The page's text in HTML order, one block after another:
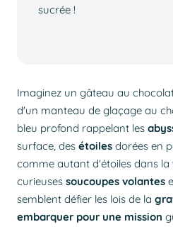
sucrée !
Imaginez un gâteau au
d'un manteau de glaçage au
bleu profond rappelant les
surface, des étoiles dorées en
comme autant d'étoiles dans la
curieuses soucoupes volantes
semblent défier les lois de la
embarquer pour une mission